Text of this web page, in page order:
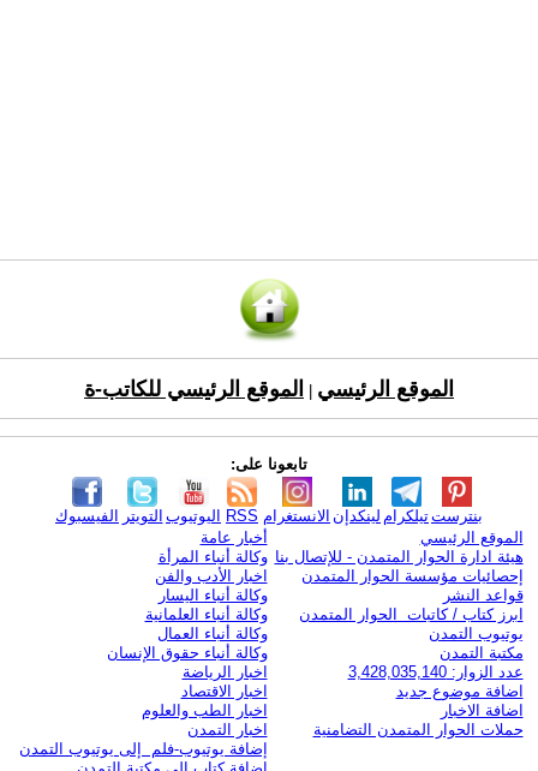
الموقع الرئيسي الموقع الرئيسي للكاتب-ة
تابعونا على:
الفيسبوك التويتر اليوتيوب RSS الانستغرام لينكدإن تيلكرامبنترست
الموقع الرئيسي
هيئة ادارة الحوار المتمدن - للإتصال بنا
إحصائيات مؤسسة الحوار المتمدن
قواعد النشر
ابرز كتاب / كاتبات الحوار المتمدن
يوتيوب التمدن
مكتبة التمدن
عدد الزوار: 3,428,035,140
اضافة موضوع جديد
اضافة الاخبار
حملات الحوار المتمدن التضامنية
أخبار عامة
وكالة أنباء المرأة
اخبار الأدب والفن
وكالة أنباء اليسار
وكالة أنباء العلمانية
وكالة أنباء العمال
وكالة أنباء حقوق الإنسان
اخبار الرياضة
اخبار الاقتصاد
اخبار الطب والعلوم
اخبار التمدن
إضافة يوتيوب-فلم إلى يوتيوب التمدن